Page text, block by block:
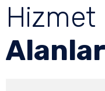
Hizmet